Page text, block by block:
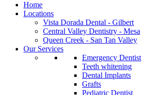
Home
Locations
Vista Dorada Dental - Gilbert
Central Valley Dentistry - Mesa
Queen Creek - San Tan Valley
Our Services
Emergency Dentist
Teeth whitening
Dental Implants
Grafts
Pediatric Dentist